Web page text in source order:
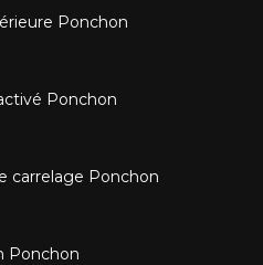
Ponchon
Ponchon
carrelage Ponchon
Ponchon